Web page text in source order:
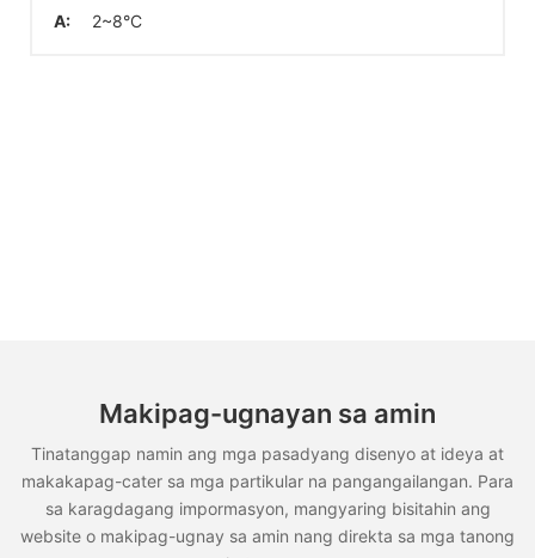
A: 2~8°C
Makipag-ugnayan sa amin
Tinatanggap namin ang mga pasadyang disenyo at ideya at
makakapag-cater sa mga partikular na pangangailangan. Para
sa karagdagang impormasyon, mangyaring bisitahin ang
website o makipag-ugnay sa amin nang direkta sa mga tanong